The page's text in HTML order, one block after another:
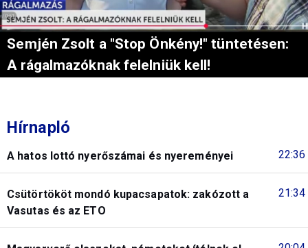
Semjén Zsolt a "Stop Önkény!" tüntetésen:
A rágalmazóknak felelniük kell!
Hírnapló
22:36
A hatos lottó nyerőszámai és nyereményei
21:34
Csütörtököt mondó kupacsapatok: zakózott a
Vasutas és az ETO